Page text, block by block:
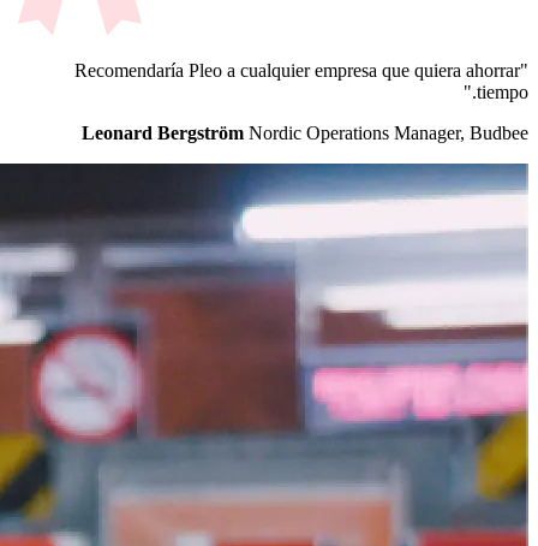
"Recomendaría Pleo a cualquier empresa que quiera ahorrar
tiempo."
Leonard Bergström Nordic Operations Manager, Budbee